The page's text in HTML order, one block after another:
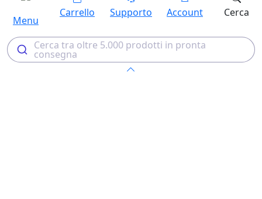
Menu
Carrello Supporto Account Cerca
Cerca tra oltre 5.000 prodotti in pronta
consegna